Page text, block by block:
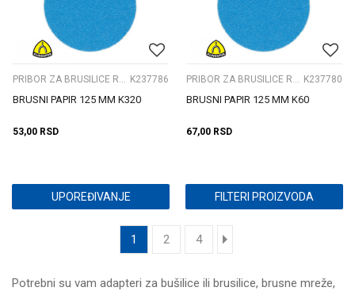
PRIBOR ZA BRUSILICE ROTACIONE K237786
BRUSNI PAPIR 125 MM K320
53,00 RSD
PRIBOR ZA BRUSILICE ROTACIONE K237780
BRUSNI PAPIR 125 MM K60
67,00 RSD
UPOREĐIVANJE FILTERI PROIZVODA
1 2 4
Potrebni su vam adapteri za bušilice ili brusilice, brusne mreže,